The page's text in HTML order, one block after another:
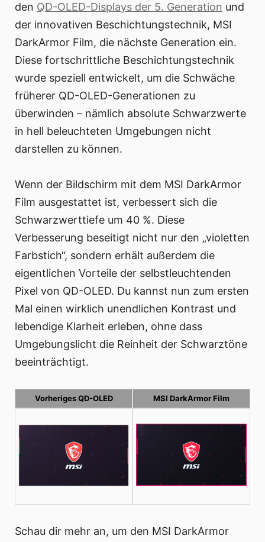
den QD-OLED-Displays der 5. Generation und
der innovativen Beschichtungstechnik, MSI
DarkArmor Film, die nächste Generation ein.
Diese fortschrittliche Beschichtungstechnik
wurde speziell entwickelt, um die Schwäche
früherer QD-OLED-Generationen zu
überwinden – nämlich absolute Schwarzwerte
in hell beleuchteten Umgebungen nicht
darstellen zu können.
Wenn der Bildschirm mit dem MSI DarkArmor
Film ausgestattet ist, verbessert sich die
Schwarzwerttiefe um 40 %. Diese
Verbesserung beseitigt nicht nur den „violetten
Farbstich“, sondern erhält außerdem die
eigentlichen Vorteile der selbstleuchtenden
Pixel von QD-OLED. Du kannst nun zum ersten
Mal einen wirklich unendlichen Kontrast und
lebendige Klarheit erleben, ohne dass
Umgebungslicht die Reinheit der Schwarztöne
beeinträchtigt.
Vorheriges QD-OLED MSI DarkArmor Film
Schau dir mehr an, um den MSI DarkArmor